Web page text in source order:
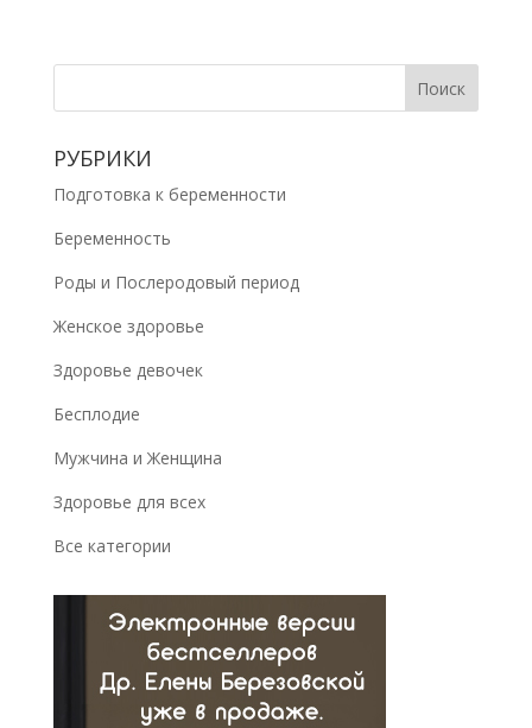
РУБРИКИ
Подготовка к беременности
Беременность
Роды и Послеродовый период
Женское здоровье
Здоровье девочек
Бесплодие
Мужчина и Женщина
Здоровье для всех
Все категории